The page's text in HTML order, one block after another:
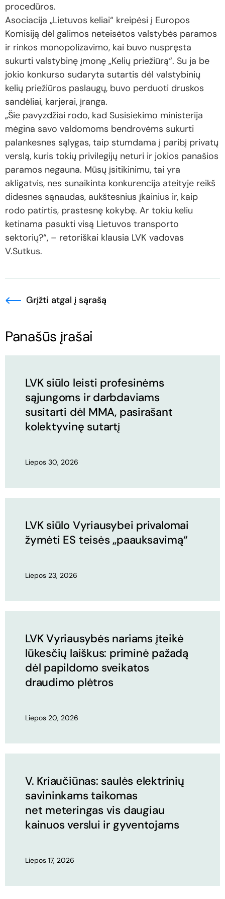
procedūros.
Asociacija „Lietuvos keliai“ kreipėsi į Europos
Komisiją dėl galimos neteisėtos valstybės paramos
ir rinkos monopolizavimo, kai buvo nuspręsta
sukurti valstybinę įmonę „Kelių priežiūrą“. Su ja be
jokio konkurso sudaryta sutartis dėl valstybinių
kelių priežiūros paslaugų, buvo perduoti druskos
sandėliai, karjerai, įranga.
„Šie pavyzdžiai rodo, kad Susisiekimo ministerija
mėgina savo valdomoms bendrovėms sukurti
palankesnes sąlygas, taip stumdama į paribį privatų
verslą, kuris tokių privilegijų neturi ir jokios panašios
paramos negauna. Mūsų įsitikinimu, tai yra
akligatvis, nes sunaikinta konkurencija ateityje reikš
didesnes sąnaudas, aukštesnius įkainius ir, kaip
rodo patirtis, prastesnę kokybę. Ar tokiu keliu
ketinama pasukti visą Lietuvos transporto
sektorių?“, – retoriškai klausia LVK vadovas
V.Sutkus.
Grįžti atgal į sąrašą
Panašūs įrašai
LVK siūlo leisti profesinėms
sąjungoms ir darbdaviams
susitarti dėl MMA, pasirašant
kolektyvinę sutartį
Liepos 30, 2026
LVK siūlo Vyriausybei privalomai
žymėti ES teisės „paauksavimą“
Liepos 23, 2026
LVK Vyriausybės nariams įteikė
lūkesčių laiškus: priminė pažadą
dėl papildomo sveikatos
draudimo plėtros
Liepos 20, 2026
V. Kriaučiūnas: saulės elektrinių
savininkams taikomas
net meteringas vis daugiau
kainuos verslui ir gyventojams
Liepos 17, 2026